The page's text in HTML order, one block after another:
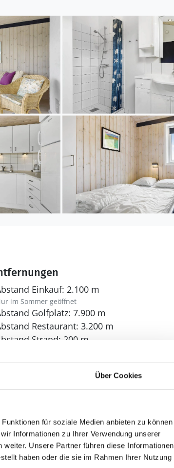
Über Cookies
für soziale Medien anbieten zu können
Informationen zu Ihrer Verwendung unserer
Unsere Partner führen diese Informationen
haben oder die sie im Rahmen Ihrer Nutzung
Norden entlang der dänischen
Løkken, Lønstrup, Tversted und Skagen
Restaurants.
Einkauf: 2.100 m
im Sommer geöffnet
Golfplatz: 7.900 m
Restaurant: 3.200 m
Strand: 200 m
Doppelbetten: 2
1x140x200